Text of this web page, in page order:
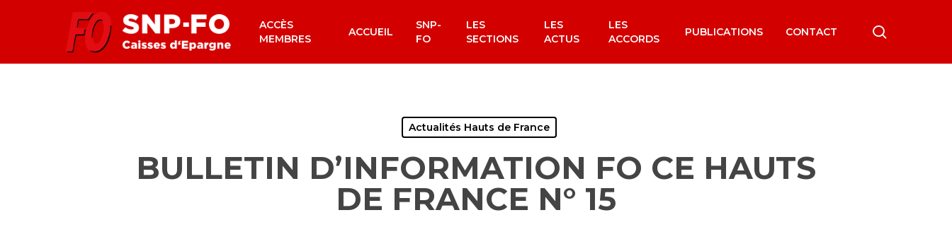
content
ACCÈS
MEMBRES
ACCUEIL
SNP-
FO
LES
SECTIONS
LES
ACTUS
LES
ACCORDS
PUBLICATIONS CONTACT
Actualités Hauts de France
BULLETIN D’INFORMATION FO CE HAUTS
DE FRANCE N° 15